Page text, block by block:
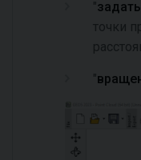
"
точки
"